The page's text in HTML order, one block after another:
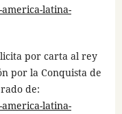
latina-
por carta al rey
por la Conquista de
de:
latina-